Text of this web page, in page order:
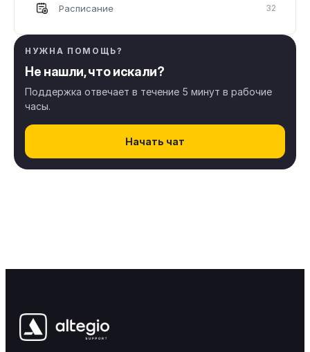
Расписание 32
Онлайн запись
Интеграции
НУЖНА ПОМОЩЬ?
Не нашли, что искали?
Поддержка отвечает в течение 5 минут в рабочие
часы.
Начать чат